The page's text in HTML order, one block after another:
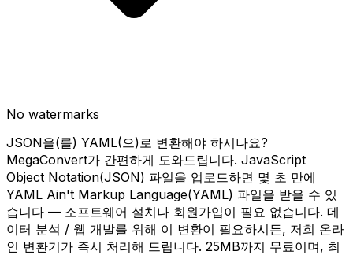
No watermarks
JSON을(를) YAML(으)로 변환해야 하시나요?
MegaConvert가 간편하게 도와드립니다. JavaScript
Object Notation(JSON) 파일을 업로드하면 몇 초 만에
YAML Ain't Markup Language(YAML) 파일을 받을 수 있
습니다 — 소프트웨어 설치나 회원가입이 필요 없습니다. 데
이터 분석 / 웹 개발를 위해 이 변환이 필요하시든, 저희 온라
인 변환기가 즉시 처리해 드립니다. 25MB까지 무료이며, 최